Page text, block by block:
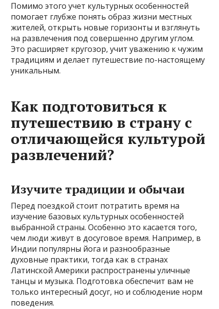
Помимо этого учет культурных особенностей
помогает глубже понять образ жизни местных
жителей, открыть новые горизонты и взглянуть
на развлечения под совершенно другим углом.
Это расширяет кругозор, учит уважению к чужим
традициям и делает путешествие по-настоящему
уникальным.
Как подготовиться к
путешествию в страну с
отличающейся культурой
развлечений?
Изучите традиции и обычаи
Перед поездкой стоит потратить время на
изучение базовых культурных особенностей
выбранной страны. Особенно это касается того,
чем люди живут в досуговое время. Например, в
Индии популярны йога и разнообразные
духовные практики, тогда как в странах
Латинской Америки распространены уличные
танцы и музыка. Подготовка обеспечит вам не
только интересный досуг, но и соблюдение норм
поведения.